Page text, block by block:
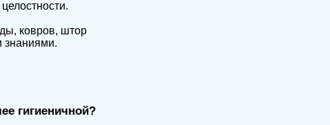
ковров, штор
знаниями.
гигиеничной?